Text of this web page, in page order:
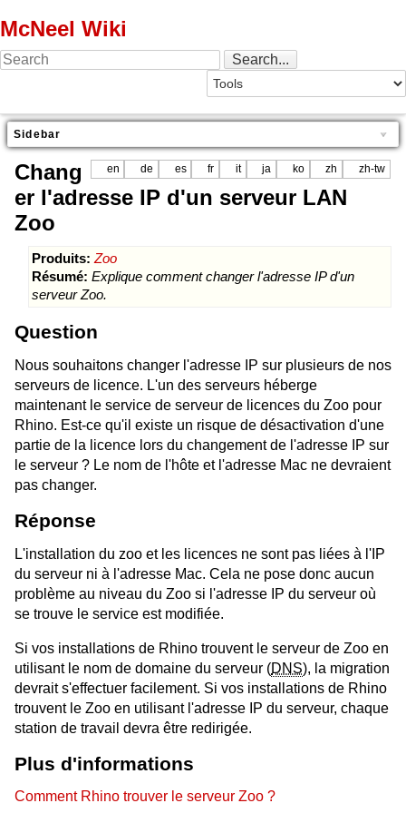
McNeel Wiki
Sidebar
en de es fr it ja ko zh zh-tw
Chang
er l'adresse IP d'un serveur LAN
Zoo
Produits: Zoo
Résumé: Explique comment changer l'adresse IP d'un
serveur Zoo.
Question
Nous souhaitons changer l'adresse IP sur plusieurs de nos
serveurs de licence. L'un des serveurs héberge
maintenant le service de serveur de licences du Zoo pour
Rhino. Est-ce qu'il existe un risque de désactivation d'une
partie de la licence lors du changement de l'adresse IP sur
le serveur ? Le nom de l'hôte et l'adresse Mac ne devraient
pas changer.
Réponse
L'installation du zoo et les licences ne sont pas liées à l'IP
du serveur ni à l'adresse Mac. Cela ne pose donc aucun
problème au niveau du Zoo si l'adresse IP du serveur où
se trouve le service est modifiée.
Si vos installations de Rhino trouvent le serveur de Zoo en
utilisant le nom de domaine du serveur (DNS), la migration
devrait s'effectuer facilement. Si vos installations de Rhino
trouvent le Zoo en utilisant l'adresse IP du serveur, chaque
station de travail devra être redirigée.
Plus d'informations
Comment Rhino trouver le serveur Zoo ?